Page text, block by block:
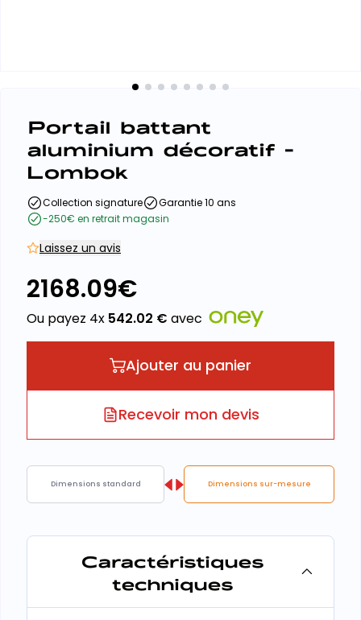
Portail battant
aluminium décoratif -
Lombok
Collection signature
Garantie 10 ans
-250€ en retrait magasin
Laissez un avis
2168.09€
Ou payez 4x 542.02 € avec
Ajouter au panier
Recevoir mon devis
Dimensions standard Dimensions sur-mesure
Caractéristiques
techniques